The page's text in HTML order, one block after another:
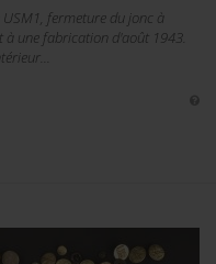
USM1, fermeture du jonc à
une fabrication d'août 1943.